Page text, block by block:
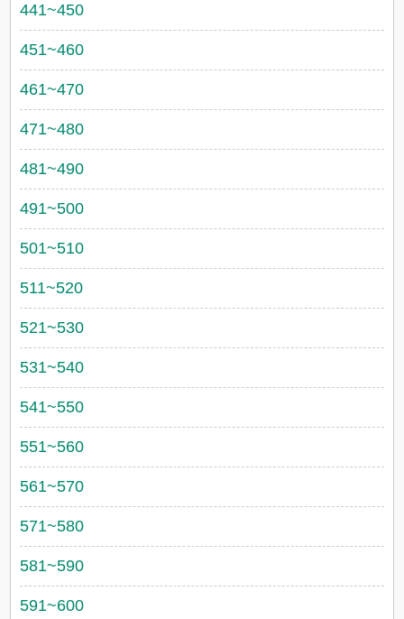
441~450
451~460
461~470
471~480
481~490
491~500
501~510
511~520
521~530
531~540
541~550
551~560
561~570
571~580
581~590
591~600